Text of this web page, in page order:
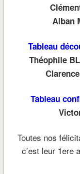
Alban
Tableau
Théophile
Tableau
Toutes nos
c’est leur 1ere